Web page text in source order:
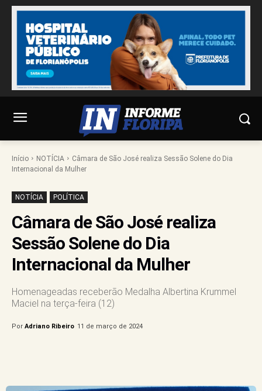
Início NOTÍCIA
Câmara de São José realiza Sessão Solene do Dia
Internacional da Mulher
NOTÍCIA POLÍTICA
Câmara de São José realiza
Sessão Solene do Dia
Internacional da Mulher
Homenageadas receberão Medalha Albertina Krummel
Maciel na terça-feira (12)
Por Adriano Ribeiro 11 de março de 2024